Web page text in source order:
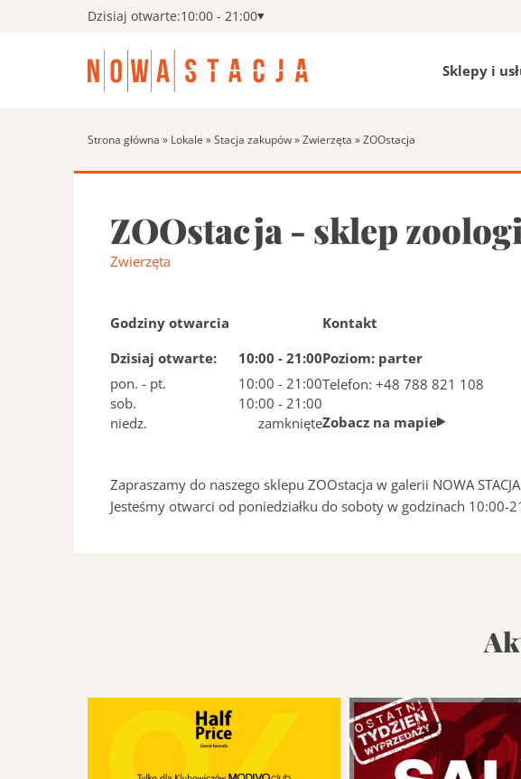
Dzisiaj otwarte:10:00 - 21:00
Sklepy i
Strona główna » Lokale »Stacja zakupów»Zwierzęta »ZOOstacja
ZOOstacja - sklep
Zwierzęta
Godziny otwarcia
Dzisiaj otwarte:
10:00 - 21:00
pon. - pt.
10:00 - 21:00
sob.
10:00 - 21:00
niedz.
zamknięte
Kontakt
Poziom: parter
Telefon: +48 788 821 108
Zobacz na mapie
Zapraszamy do naszego sklepu ZOOstacja w galerii NOWA
Jesteśmy otwarci od poniedziałku do soboty w godzinach 10:00-